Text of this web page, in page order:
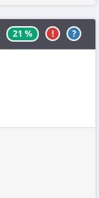
21 % ! ?